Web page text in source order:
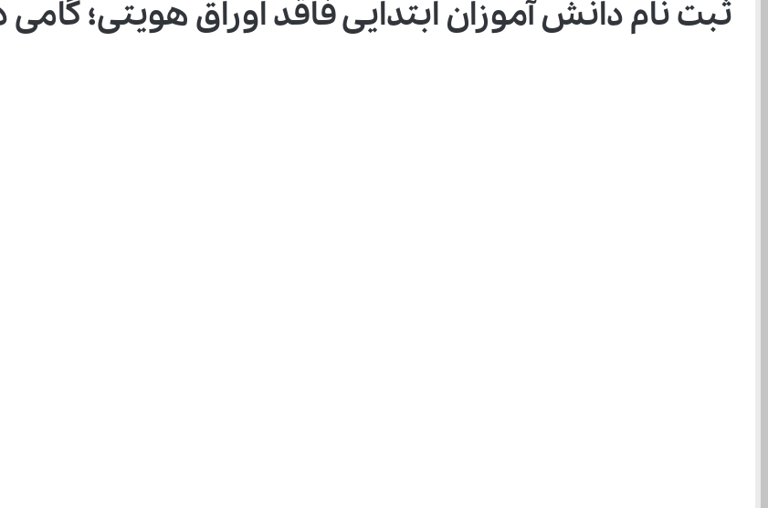
ثبت ‌نام دانش ‌آموزان ابتدایی فاقد اوراق هویتی؛ گامی در مسیر عدالت آموزشی